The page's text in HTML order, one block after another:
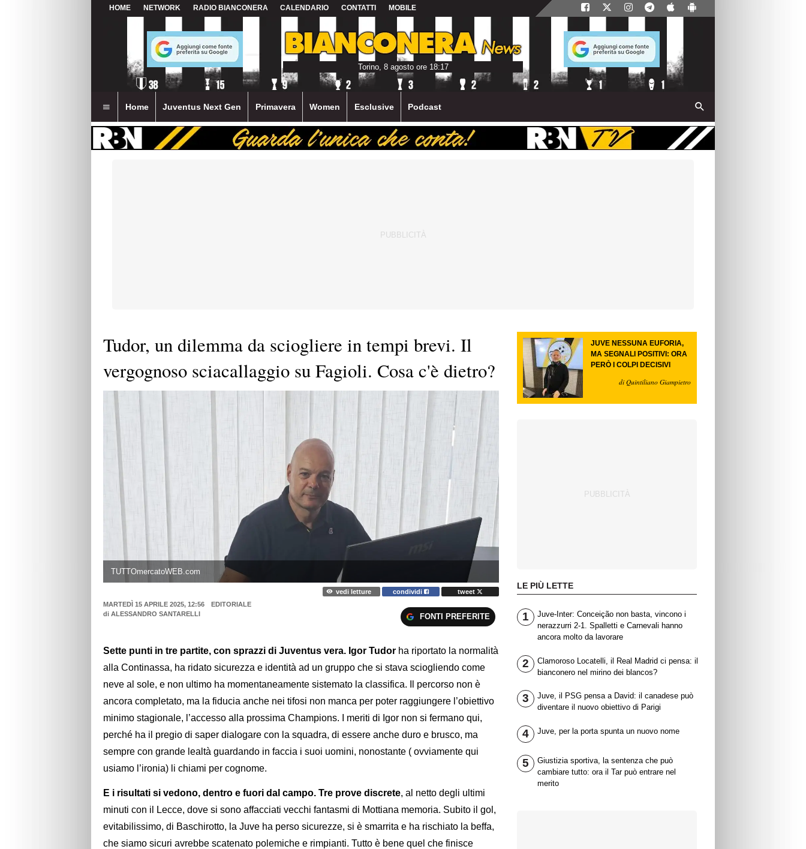
HOME NETWORK RADIO BIANCONERA CALENDARIO CONTATTI MOBILE
Torino, 8 agosto ore 18:17
Home Juventus Next Gen Primavera Women Esclusive Podcast
Tudor, un dilemma da sciogliere in tempi brevi. Il
vergognoso sciacallaggio su Fagioli. Cosa c'è dietro?
TUTTOmercatoWEB.com
vedi letture condividi
tweet
MARTEDÌ 15 APRILE 2025, 12:56
EDITORIALE
di ALESSANDRO SANTARELLI FONTI PREFERITE
Sette punti in tre partite, con sprazzi di Juventus vera. Igor Tudor ha riportato la normalità
alla Continassa, ha ridato sicurezza e identità ad un gruppo che si stava sciogliendo come
neve al sole, e non ultimo ha momentaneamente sistemato la classifica. Il percorso non è
ancora completato, ma la fiducia anche nei tifosi non manca per poter raggiungere l’obiettivo
minimo stagionale, l’accesso alla prossima Champions. I meriti di Igor non si fermano qui,
perché ha il pregio di saper dialogare con la squadra, di essere anche duro e brusco, ma
sempre con grande lealtà guardando in faccia i suoi uomini, nonostante ( ovviamente qui
usiamo l’ironia) li chiami per cognome.
E i risultati si vedono, dentro e fuori dal campo. Tre prove discrete, al netto degli ultimi
minuti con il Lecce, dove si sono affacciati vecchi fantasmi di Mottiana memoria. Subito il gol,
evitabilissimo, di Baschirotto, la Juve ha perso sicurezze, si è smarrita e ha rischiato la beffa,
che siamo sicuri avrebbe scatenato polemiche e rimpianti. Tutto è bene quel che finisce
JUVE NESSUNA EUFORIA,
MA SEGNALI POSITIVI: ORA
PERÒ I COLPI DECISIVI
di Quintiliano Giampietro
LE PIÙ LETTE
1
Juve-Inter: Conceição non basta, vincono i
nerazzurri 2-1. Spalletti e Carnevali hanno
ancora molto da lavorare
2
Clamoroso Locatelli, il Real Madrid ci pensa: il
bianconero nel mirino dei blancos?
3
Juve, il PSG pensa a David: il canadese può
diventare il nuovo obiettivo di Parigi
4 Juve, per la porta spunta un nuovo nome
5
Giustizia sportiva, la sentenza che può
cambiare tutto: ora il Tar può entrare nel
merito